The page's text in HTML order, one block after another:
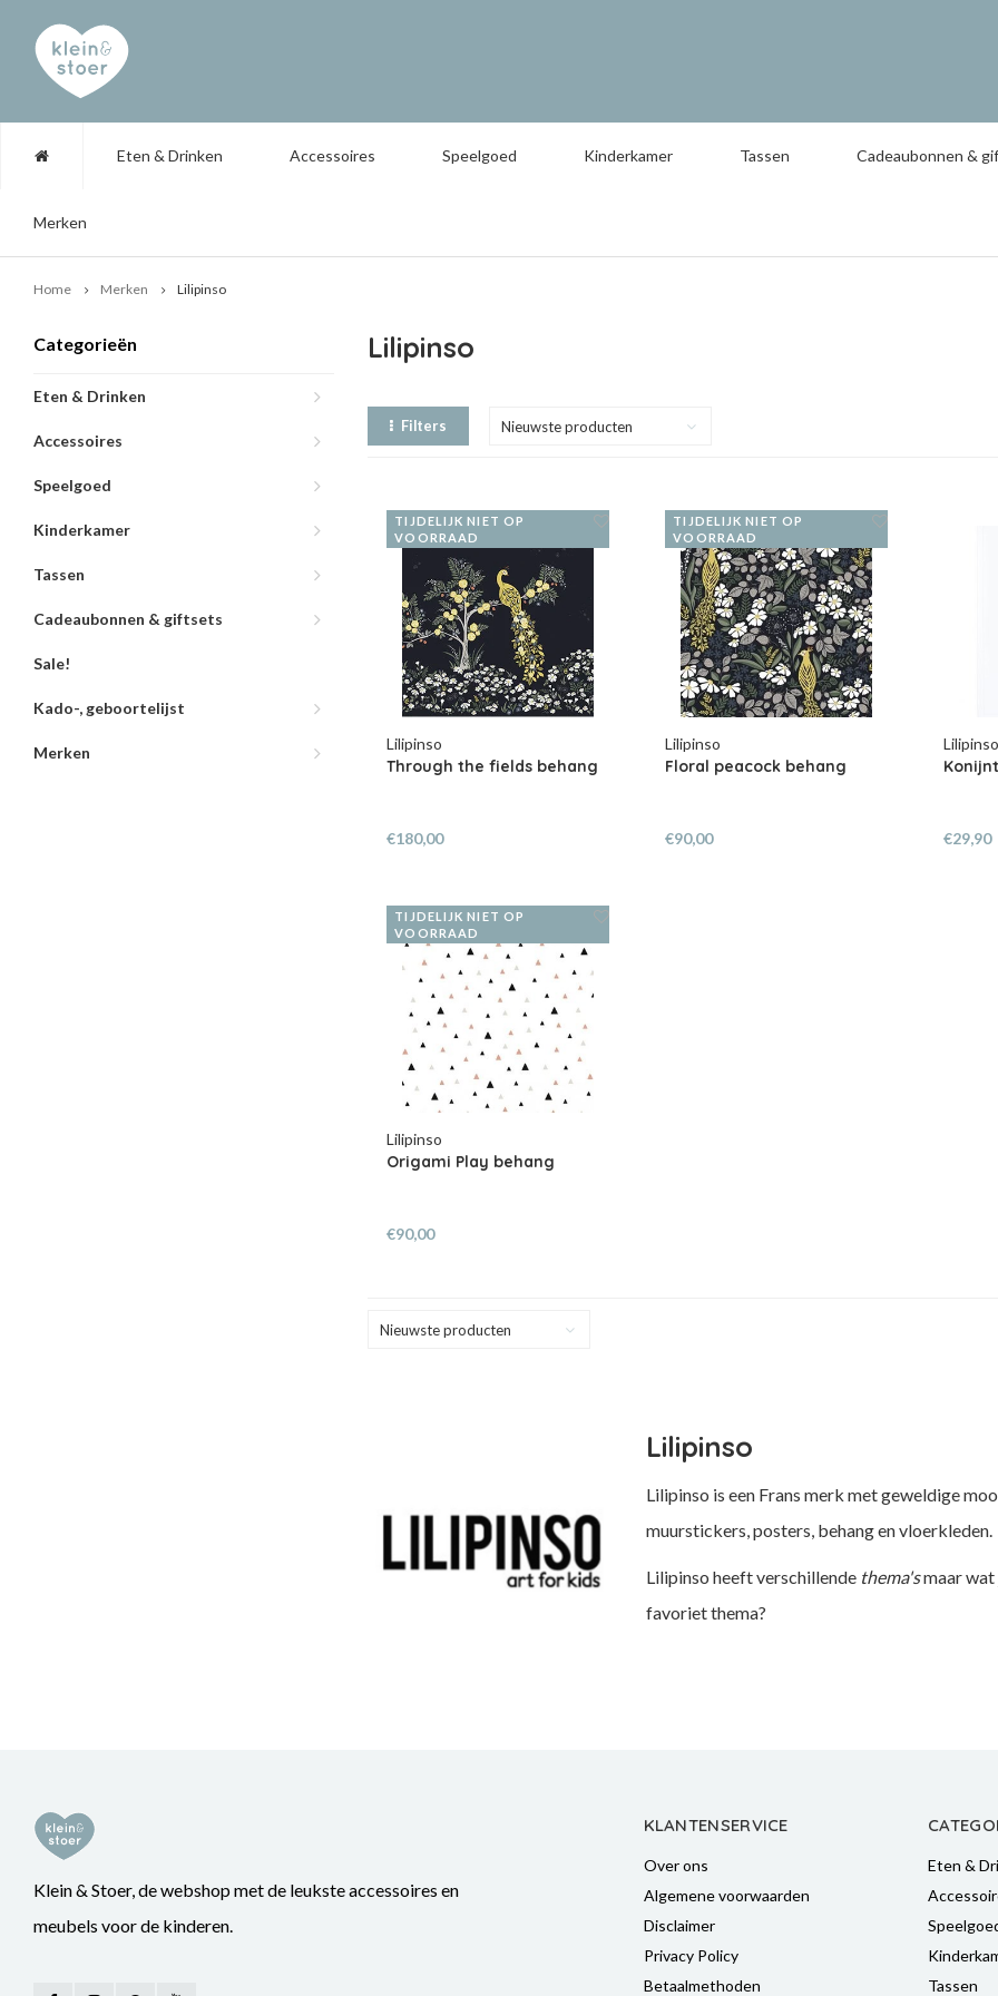
Eten & Drinken Accessoires Speelgoed Kinderkamer Tassen Cadeaubonnen &
Merken
Home Merken Lilipinso
Categorieën
Eten & Drinken
Accessoires
Speelgoed
Kinderkamer
Tassen
Cadeaubonnen & giftsets
Sale!
Kado-, geboortelijst
Merken
Lilipinso
Filters Nieuwste producten
TIJDELIJK NIET OP
VOORRAAD
Lilipinso
Through the fields behang
€180,00
TIJDELIJK NIET OP
VOORRAAD
Lilipinso
Floral peacock behang
€90,00
Lilipinso
€29,90
TIJDELIJK NIET OP
VOORRAAD
Lilipinso
Origami Play behang
€90,00
Nieuwste producten
Lilipinso
Lilipinso is een Frans merk met geweldige
muurstickers, posters, behang en vloerkleden.
Lilipinso heeft verschillende thema'smaar wat
favoriet thema?
Klein & Stoer, de webshop met de leukste accessoires en
meubels voor de kinderen.
KLANTENSERVICE
Over ons
Algemene voorwaarden
Disclaimer
Privacy Policy
Betaalmethoden
Eten &
Tassen